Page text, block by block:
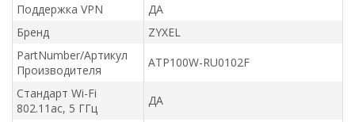
Поддержка VPN
ДА
Бренд
ZYXEL
PartNumber/Артикул
Производителя
ATP100W-RU0102F
Стандарт Wi-Fi
802.11ac, 5 ГГц
ДА